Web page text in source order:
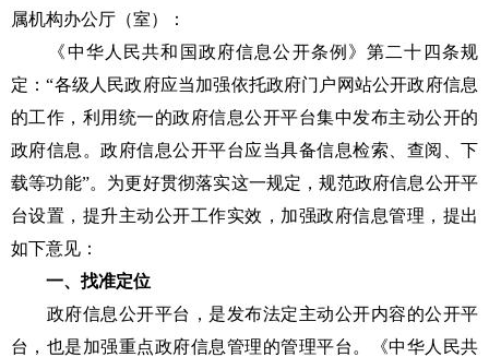
属机构办公厅（室）：
《中华人民共和国政府信息公开条例》第二十四条规
定：“各级人民政府应当加强依托政府门户网站公开政府信息
的工作，利用统一的政府信息公开平台集中发布主动公开的
政府信息。政府信息公开平台应当具备信息检索、查阅、下
载等功能”。为更好贯彻落实这一规定，规范政府信息公开平
台设置，提升主动公开工作实效，加强政府信息管理，提出
如下意见：
一、找准定位
政府信息公开平台，是发布法定主动公开内容的公开平
台，也是加强重点政府信息管理的管理平台。《中华人民共